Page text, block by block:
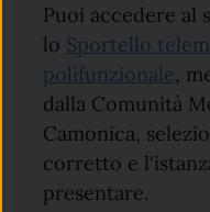
Puoi accedere al
lo Sportello
polifunzionale,
dalla Comunità
Camonica,
corretto e
presentare.